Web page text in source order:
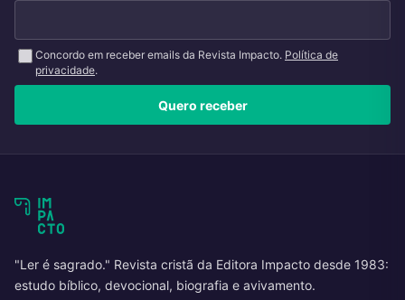
Concordo em receber emails da Revista Impacto. Política de
privacidade.
Quero receber
"Ler é sagrado." Revista cristã da Editora Impacto desde 1983:
estudo bíblico, devocional, biografia e avivamento.